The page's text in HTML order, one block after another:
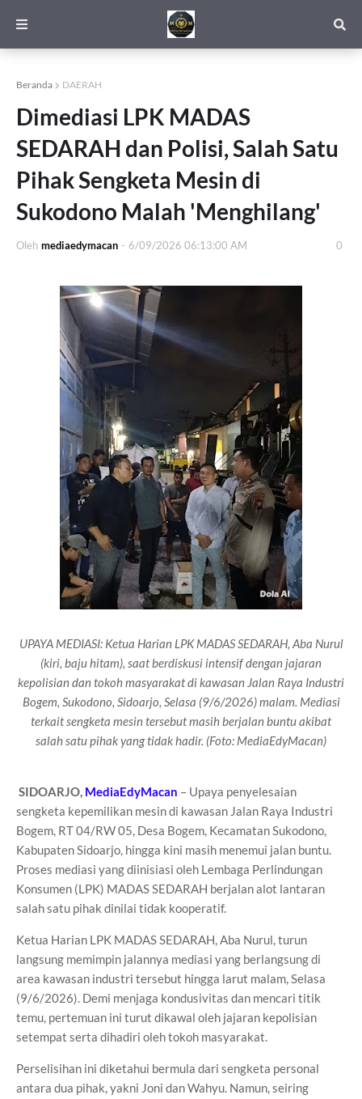
Beranda DAERAH
Dimediasi LPK MADAS
SEDARAH dan Polisi, Salah Satu
Pihak Sengketa Mesin di
Sukodono Malah 'Menghilang'
Oleh mediaedymacan - 6/09/2026 06:13:00 AM 0
UPAYA MEDIASI:Ketua Harian LPK MADAS SEDARAH, Aba Nurul
(kiri, baju hitam), saat berdiskusi intensif dengan jajaran
kepolisian dan tokoh masyarakat di kawasan Jalan Raya Industri
Bogem, Sukodono, Sidoarjo, Selasa (9/6/2026) malam. Mediasi
terkait sengketa mesin tersebut masih berjalan buntu akibat
salah satu pihak yang tidak hadir. (Foto: MediaEdyMacan)
SIDOARJO, MediaEdyMacan – Upaya penyelesaian
sengketa kepemilikan mesin di kawasan Jalan Raya Industri
Bogem, RT 04/RW 05, Desa Bogem, Kecamatan Sukodono,
Kabupaten Sidoarjo, hingga kini masih menemui jalan buntu.
Proses mediasi yang diinisiasi oleh Lembaga Perlindungan
Konsumen (LPK) MADAS SEDARAH berjalan alot lantaran
salah satu pihak dinilai tidak kooperatif.
Ketua Harian LPK MADAS SEDARAH, Aba Nurul, turun
langsung memimpin jalannya mediasi yang berlangsung di
area kawasan industri tersebut hingga larut malam, Selasa
(9/6/2026). Demi menjaga kondusivitas dan mencari titik
temu, pertemuan ini turut dikawal oleh jajaran kepolisian
setempat serta dihadiri oleh tokoh masyarakat.
Perselisihan ini diketahui bermula dari sengketa personal
antara dua pihak, yakni Joni dan Wahyu. Namun, seiring